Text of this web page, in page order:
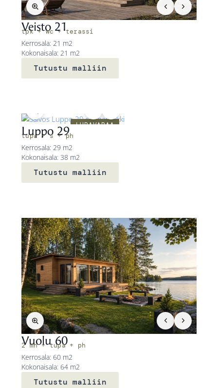
Veisto 21
tpk + wc + terassi
Kerrosala: 21 m2
Kokonaisala: 21 m2
Tutustu malliin
LUPAVAPAA
Luppo 29
tupa + s + ph
Kerrosala: 29 m2
Kokonaisala: 38 m2
Tutustu malliin
Vuolu 60
2 mh + tupa + ph
Kerrosala: 60 m2
Kokonaisala: 64 m2
Tutustu malliin